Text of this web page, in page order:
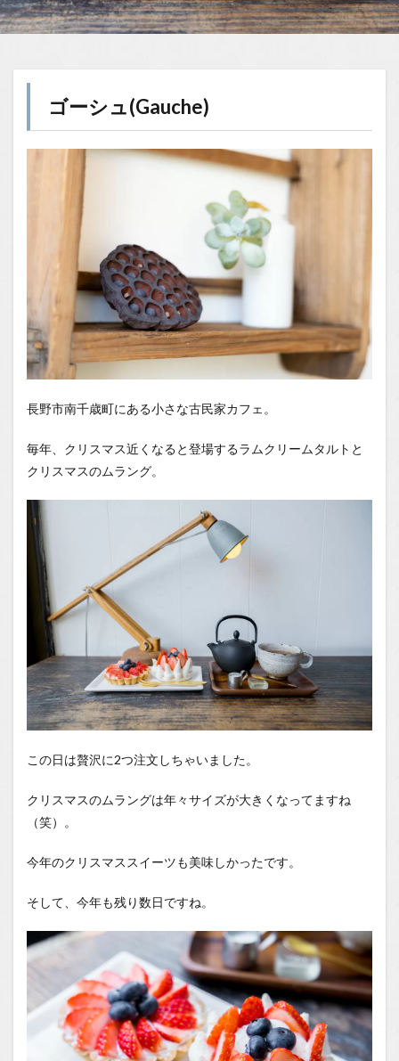
ゴーシュ(Gauche)
長野市南千歳町にある小さな古民家カフェ。
毎年、クリスマス近くなると登場するラムクリームタルトと
クリスマスのムラング。
この日は贅沢に2つ注文しちゃいました。
クリスマスのムラングは年々サイズが大きくなってますね
（笑）。
今年のクリスマススイーツも美味しかったです。
そして、今年も残り数日ですね。